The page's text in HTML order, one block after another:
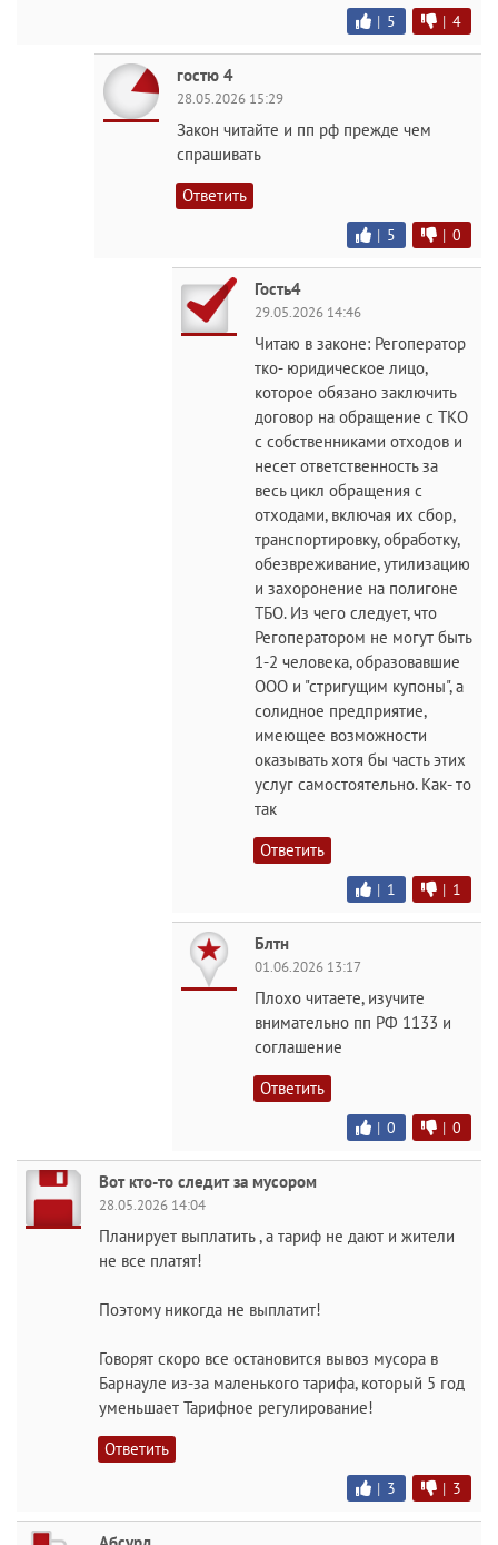
| 5 | 4
гостю 4
28.05.2026 15:29
Закон читайте и пп рф прежде чем
спрашивать
Ответить
| 5 | 0
Гость4
29.05.2026 14:46
Читаю в законе: Регоператор
тко- юридическое лицо,
которое обязано заключить
договор на обращение с ТКО
с собственниками отходов и
несет ответственность за
весь цикл обращения с
отходами, включая их сбор,
транспортировку, обработку,
обезвреживание, утилизацию
и захоронение на полигоне
ТБО. Из чего следует, что
Регоператором не могут быть
1-2 человека, образовавшие
ООО и "стригущим купоны", а
солидное предприятие,
имеющее возможности
оказывать хотя бы часть этих
услуг самостоятельно. Как- то
так
Ответить
| 1 | 1
Блтн
01.06.2026 13:17
Плохо читаете, изучите
внимательно пп РФ 1133 и
соглашение
Ответить
| 0 | 0
Вот кто-то следит за мусором
28.05.2026 14:04
Планирует выплатить , а тариф не дают и жители
не все платят!
Поэтому никогда не выплатит!
Говорят скоро все остановится вывоз мусора в
Барнауле из-за маленького тарифа, который 5 год
уменьшает Тарифное регулирование!
Ответить
| 3 | 3